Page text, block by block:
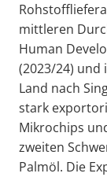
mittleren
Human
(2023/24) und
Land nach
stark
Mikrochips
zweiten
Palmöl. Die